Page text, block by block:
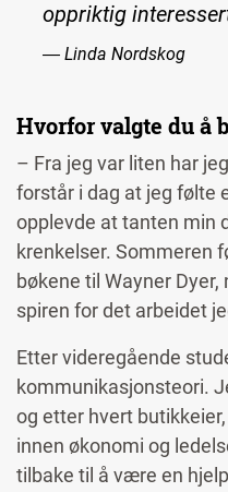
oppriktig
― Linda Nordskog
Hvorfor valgte du å
– Fra jeg var liten har
forstår i dag at jeg følte
opplevde at tanten min
krenkelser. Sommeren
bøkene til Wayner
spiren for det arbeidet
Etter videregående
kommunikasjonsteori.
og etter hvert
innen økonomi og
tilbake til å være en